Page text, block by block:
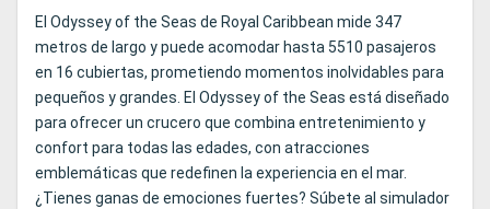
El Odyssey of the Seas de Royal Caribbean mide 347
metros de largo y puede acomodar hasta 5510 pasajeros
en 16 cubiertas, prometiendo momentos inolvidables para
pequeños y grandes. El Odyssey of the Seas está diseñado
para ofrecer un crucero que combina entretenimiento y
confort para todas las edades, con atracciones
emblemáticas que redefinen la experiencia en el mar.
¿Tienes ganas de emociones fuertes? Súbete al simulador